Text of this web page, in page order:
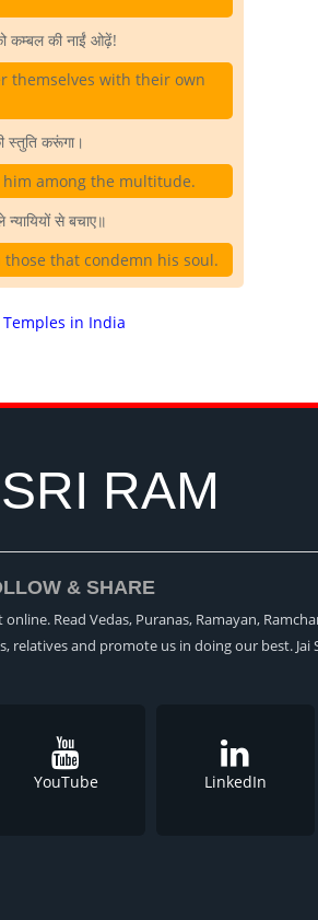
कम्बल की नाईं ओढ़ें!
themselves with their own
स्तुति करूंगा।
among the multitude.
से बचाए॥
that condemn his soul.
in India
RAM
& SHARE
Read Vedas, Puranas, Ramayan,
relatives and promote us in doing our best. Jai
YouTube LinkedIn